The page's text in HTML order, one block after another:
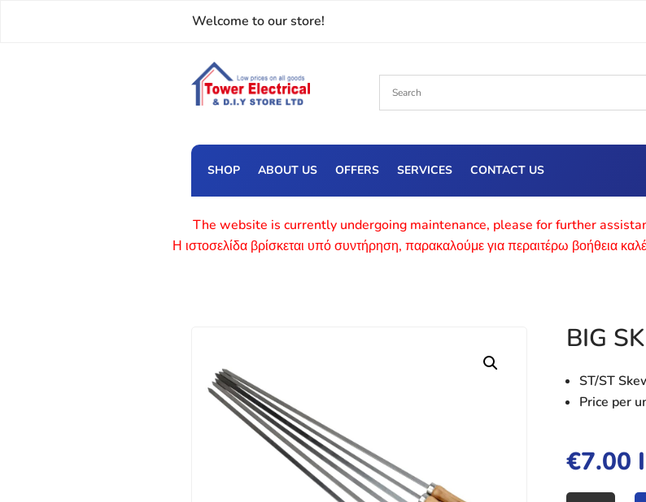
Welcome to our store!
SHOP ABOUT US OFFERS SERVICES CONTACT US
The website is currently undergoing maintenance, please for further
Η ιστοσελίδα βρίσκεται υπό συντήρηση, παρακαλούμε για περαιτέρω βοήθεια
BIG
ST/ST
Price per
€7.00